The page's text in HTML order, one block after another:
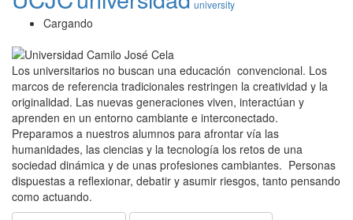
university
Cargando
Los universitarios no buscan una educación convencional. Los
marcos de referencia tradicionales restringen la creatividad y la
originalidad. Las nuevas generaciones viven, interactúan y
aprenden en un entorno cambiante e interconectado.
Preparamos a nuestros alumnos para afrontar vía las
humanidades, las ciencias y la tecnología los retos de una
sociedad dinámica y de unas profesiones cambiantes. Personas
dispuestas a reflexionar, debatir y asumir riesgos, tanto pensando
como actuando.